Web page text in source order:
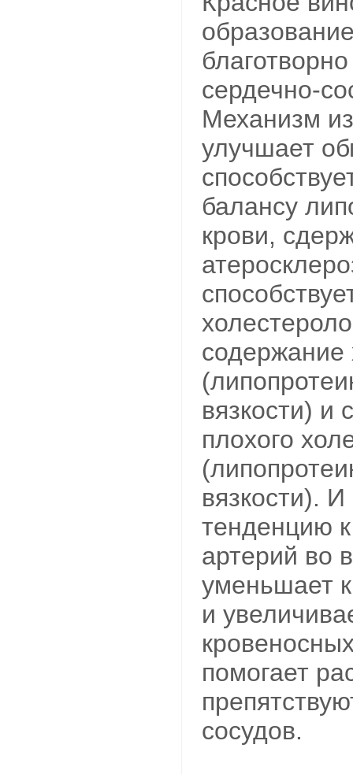
сердечно-
Механизм
улучшает
балансу
крови,
содержание
вязкости) и
плохого
вязкости).
тенденцию
артерий во
уменьшает
и
помогает
сосудов.